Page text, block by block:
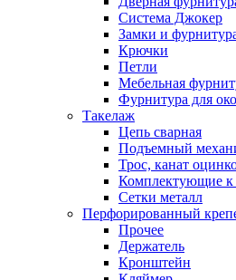
Система Джокер
Замки и
Крючки
Петли
Мебельная
Фурнитура для
Такелаж
Цепь сварная
Подъемный
Трос, канат
Комплектующие к
Сетки металл
Перфорированный
Прочее
Держатель
Кронштейн